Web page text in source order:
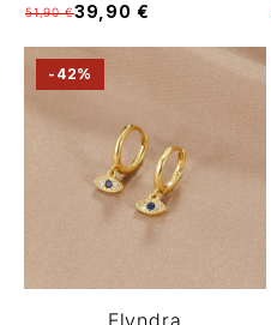
51,90 €39,90 €
-42%
Elyndra